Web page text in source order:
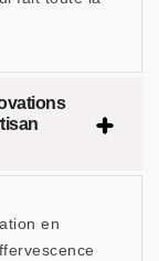
en